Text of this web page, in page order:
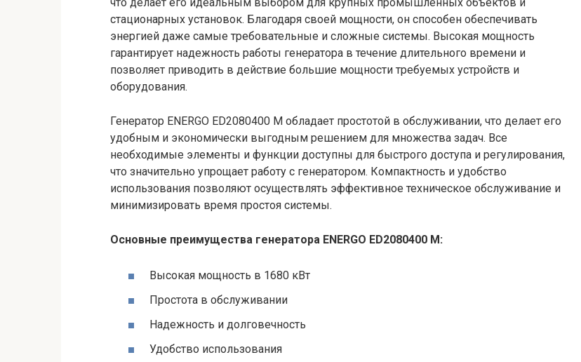
стационарных установок. Благодаря своей мощности, он способен обеспечивать
энергией даже самые требовательные и сложные системы. Высокая мощность
гарантирует надежность работы генератора в течение длительного времени и
позволяет приводить в действие большие мощности требуемых устройств и
оборудования.
Генератор ENERGO ED2080400 M обладает простотой в обслуживании, что делает его
удобным и экономически выгодным решением для множества задач. Все
необходимые элементы и функции доступны для быстрого доступа и регулирования,
что значительно упрощает работу с генератором. Компактность и удобство
использования позволяют осуществлять эффективное техническое обслуживание и
минимизировать время простоя системы.
Основные преимущества генератора ENERGO ED2080400 M:
Высокая мощность в 1680 кВт
Простота в обслуживании
Надежность и долговечность
Удобство использования